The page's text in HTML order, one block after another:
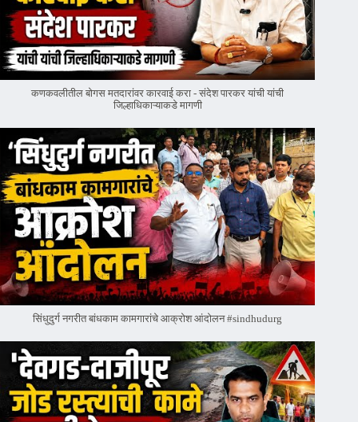
कणकवलीतील बोगस मतदारांवर‌ कारवाई करा - संदेश पारकर यांची यांची
जिल्हाधिकाऱ्याकडे मागणी
सिंधुदुर्ग नगरीत बांधकाम कामगारांचे आक्रोश आंदोलन #sindhudurg